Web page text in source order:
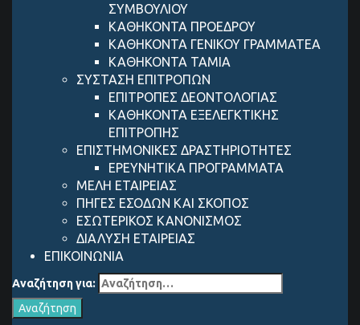
ΣΥΜΒΟΥΛΙΟΥ
ΚΑΘΗΚΟΝΤΑ ΠΡΟΕΔΡΟΥ
ΚΑΘΗΚΟΝΤΑ ΓΕΝΙΚΟΥ ΓΡΑΜΜΑΤΕΑ
ΚΑΘΗΚΟΝΤΑ ΤΑΜΙΑ
ΣΥΣΤΑΣΗ ΕΠΙΤΡΟΠΩΝ
ΕΠΙΤΡΟΠΕΣ ΔΕΟΝΤΟΛΟΓΙΑΣ
ΚΑΘΗΚΟΝΤΑ ΕΞΕΛΕΓΚΤΙΚΗΣ
ΕΠΙΤΡΟΠΗΣ
ΕΠΙΣΤΗΜΟΝΙΚΕΣ ΔΡΑΣΤΗΡΙΟΤΗΤΕΣ
ΕΡΕΥΝΗΤΙΚΑ ΠΡΟΓΡΑΜΜΑΤΑ
ΜΕΛΗ ΕΤΑΙΡΕΙΑΣ
ΠΗΓΕΣ ΕΣΟΔΩΝ ΚΑΙ ΣΚΟΠΟΣ
ΕΣΩΤΕΡΙΚΟΣ ΚΑΝΟΝΙΣΜΟΣ
ΔΙΑΛΥΣΗ ΕΤΑΙΡΕΙΑΣ
ΕΠΙΚΟΙΝΩΝΙΑ
Αναζήτηση για: